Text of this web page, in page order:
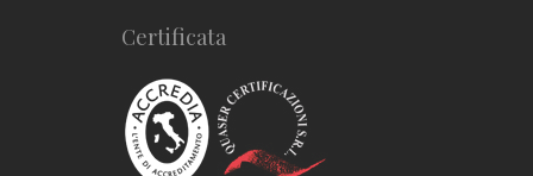
Certificata